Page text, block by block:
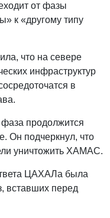
от фазы
к «другому типу
что на севере
инфраструктур
в
продолжится
Он подчеркнул, что
уничтожить ХАМАС.
ЦАХАЛа была
вставших перед